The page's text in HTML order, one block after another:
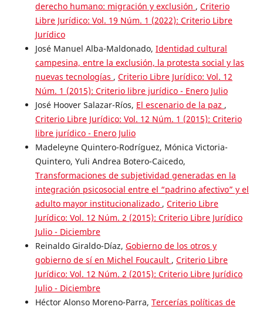
derecho humano: migración y exclusión , Criterio
Libre Jurídico: Vol. 19 Núm. 1 (2022): Criterio Libre
Jurídico
José Manuel Alba-Maldonado, Identidad cultural
campesina, entre la exclusión, la protesta social y las
nuevas tecnologías , Criterio Libre Jurídico: Vol. 12
Núm. 1 (2015): Criterio libre jurídico - Enero Julio
José Hoover Salazar-Ríos, El escenario de la paz ,
Criterio Libre Jurídico: Vol. 12 Núm. 1 (2015): Criterio
libre jurídico - Enero Julio
Madeleyne Quintero-Rodríguez, Mónica Victoria-
Quintero, Yuli Andrea Botero-Caicedo,
Transformaciones de subjetividad generadas en la
integración psicosocial entre el “padrino afectivo” y el
adulto mayor institucionalizado , Criterio Libre
Jurídico: Vol. 12 Núm. 2 (2015): Criterio Libre Jurídico
Julio - Diciembre
Reinaldo Giraldo-Díaz, Gobierno de los otros y
gobierno de sí en Michel Foucault , Criterio Libre
Jurídico: Vol. 12 Núm. 2 (2015): Criterio Libre Jurídico
Julio - Diciembre
Héctor Alonso Moreno-Parra, Tercerías políticas de